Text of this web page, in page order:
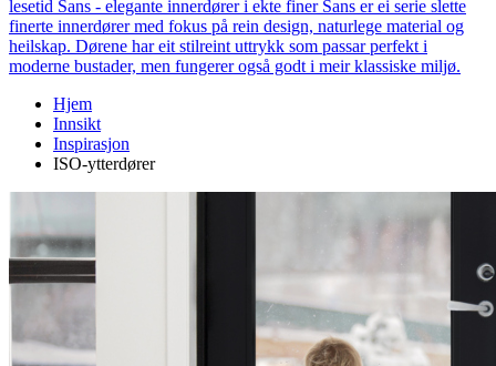
lesetid Sans - elegante innerdører i ekte finer Sans er ei serie slette
finerte innerdører med fokus på rein design, naturlege material og
heilskap. Dørene har eit stilreint uttrykk som passar perfekt i
moderne bustader, men fungerer også godt i meir klassiske miljø.
Hjem
Innsikt
Inspirasjon
ISO-ytterdører